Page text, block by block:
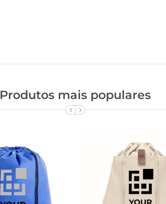
Produtos mais populares